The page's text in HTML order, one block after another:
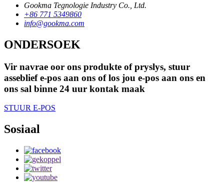
Gookma Tegnologie Industry Co., Ltd.
+86 771 5349860
info@gookma.com
ONDERSOEK
Vir navrae oor ons produkte of pryslys, stuur
asseblief e-pos aan ons of los jou e-pos aan ons en
ons sal binne 24 uur kontak maak
STUUR E-POS
Sosiaal